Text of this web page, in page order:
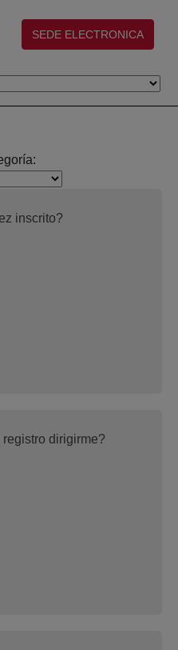
(abre en nueva ventana)
SEDE ELECTRONICA
inscrito?
dirigirme?